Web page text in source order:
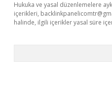
Hukuka ve yasal düzenlemelere
içerikleri,
halinde, ilgili içerikler yasal süre